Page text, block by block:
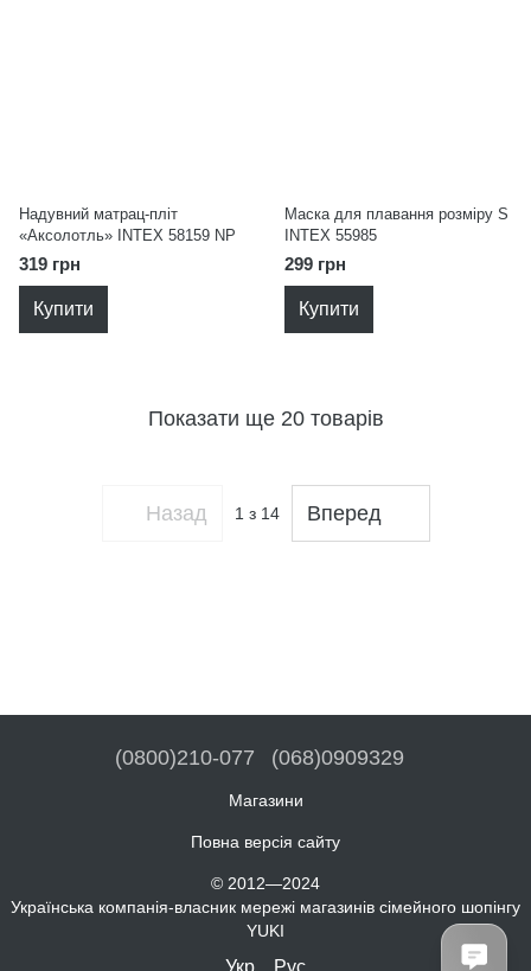
Надувний матрац-пліт
«Аксолотль» INTEX 58159 NP
319 грн
Купити
Маска для плавання розміру S
INTEX 55985
299 грн
Купити
Показати ще 20 товарів
Назад 1 з 14 Вперед
(0800)210-077 (068)0909329
Магазини
Повна версія сайту
© 2012—2024
Українська компанія-власник мережі магазинів сімейного шопінгу
YUKI
Укр Рус